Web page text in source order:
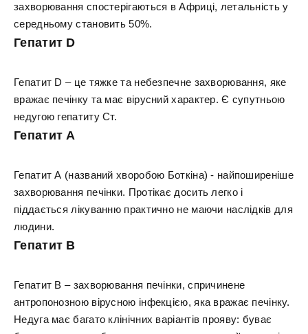
захворювання спостерігаються в Африці, летальність у
середньому становить 50%.
Гепатит D
Гепатит D – це тяжке та небезпечне захворювання, яке
вражає печінку та має вірусний характер. Є супутньою
недугою гепатиту Ст.
Гепатит А
Гепатит А (названий хворобою Боткіна) - найпоширеніше
захворювання печінки. Протікає досить легко і
піддається лікуванню практично не маючи наслідків для
людини.
Гепатит В
Гепатит В – захворювання печінки, спричинене
антропонозною вірусною інфекцією, яка вражає печінку.
Недуга має багато клінічних варіантів прояву: буває